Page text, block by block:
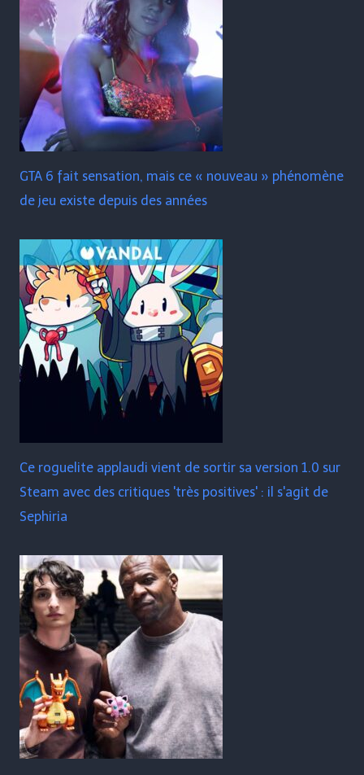
GTA 6 fait sensation, mais ce « nouveau » phénomène
de jeu existe depuis des années
Ce roguelite applaudi vient de sortir sa version 1.0 sur
Steam avec des critiques 'très positives' : il s'agit de
Sephiria